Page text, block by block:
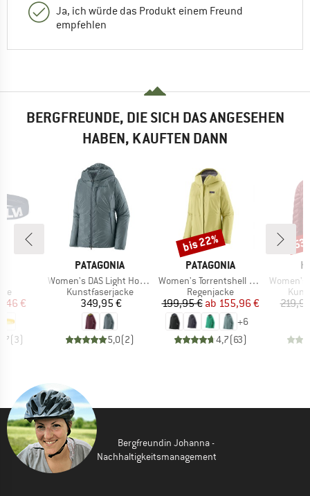
Ja, ich würde das Produkt einem Freund
empfehlen
BERGFREUNDE, DIE SICH DAS ANGESEHEN
HABEN, KAUFTEN DANN
Preis
€
(3)
MARKE
PATAGONIA
Artikel
Women's DAS Light Hoody
Produktgruppe
Kunstfaserjacke
Preis
349,95 €
5,0(2)
MARKE
PATAGONIA
Artikel
Women's Torrentshell 3L Jacket
Produktgruppe
Regenjacke
Preis
199,95 € reduzierter Preis
ab 155,96 €
+6
4,7(63)
Rabatt
bis 22%
Artikel
Women's
Bergfreundin Johanna -
Nachhaltigkeitsmanagement